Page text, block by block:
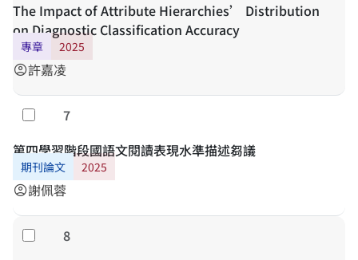
The Impact of Attribute Hierarchies’ Distribution
on Diagnostic Classification Accuracy
專章 2025
account_circle許嘉凌
勾選
7
第四學習階段國語文閱讀表現水準描述芻議
期刊論文 2025
account_circle謝佩蓉
勾選
8